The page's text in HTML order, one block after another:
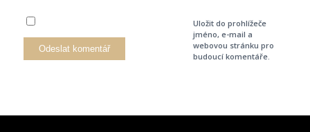
Uložit do prohlížeče
jméno, e-mail a
webovou stránku pro
budoucí komentáře.